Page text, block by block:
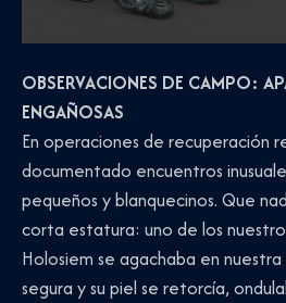
OBSERVACIONES DE CAMPO:
ENGAÑOSAS
En operaciones de recuperación
documentado encuentros
pequeños y blanquecinos. Que
corta estatura: uno de los
Holosiem se agachaba en
segura y su piel se retorcía,